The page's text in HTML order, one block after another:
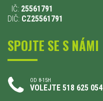
IČ: 25561791
DIČ: CZ25561791
SPOJTE SE S NÁMI
OD 8-15H
VOLEJTE 518 625 054